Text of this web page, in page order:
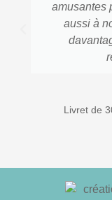
amusantes
aussi à
Livret de